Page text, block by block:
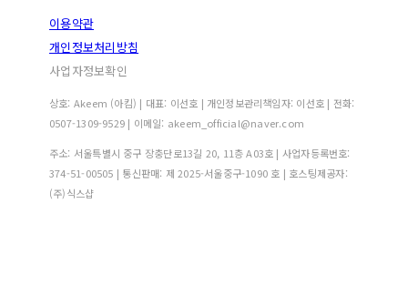
이용약관
개인정보처리방침
사업자정보확인
상호: Akeem (아킴) | 대표: 이선호 | 개인정보관리책임자: 이선호 | 전화:
0507-1309-9529 | 이메일: akeem_official@naver.com
주소: 서울특별시 중구 장충단로13길 20, 11층 A03호 | 사업자등록번호:
374-51-00505 | 통신판매: 제 2025-서울중구-1090 호 | 호스팅제공자:
(주)식스샵